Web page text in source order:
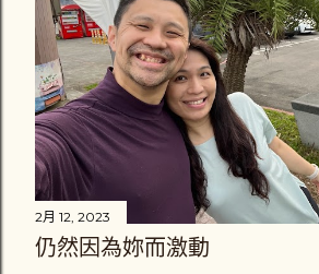
2月 12, 2023
仍然因為妳而激動